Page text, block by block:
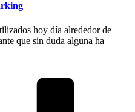
hoy día alrededor de
que sin duda alguna ha